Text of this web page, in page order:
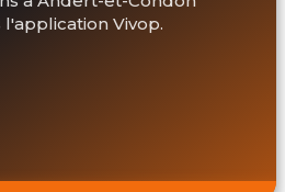
l'application Vivop.